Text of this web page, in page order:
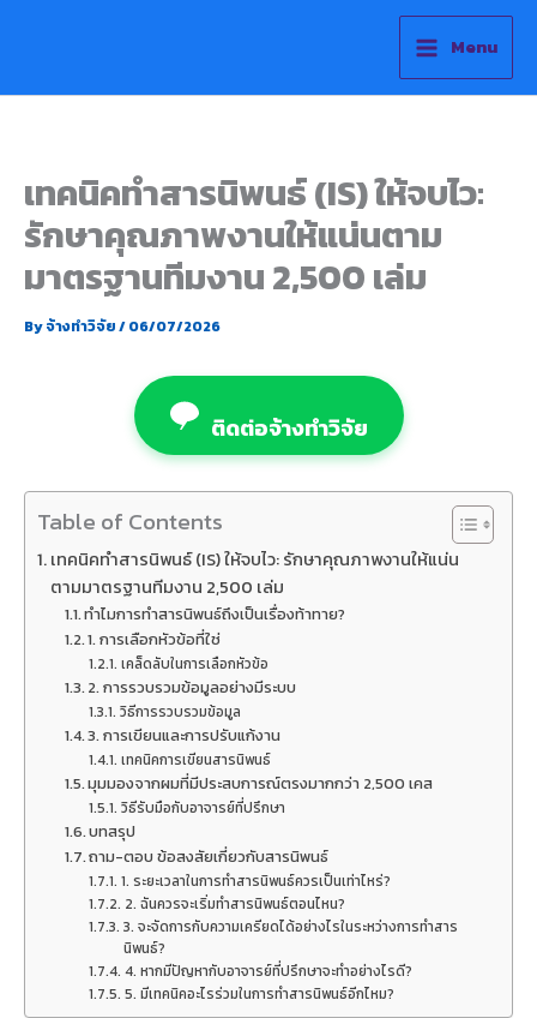
Menu
เทคนิคทำสารนิพนธ์ (IS) ให้จบไว:
รักษาคุณภาพงานให้แน่นตาม
มาตรฐานทีมงาน 2,500 เล่ม
Byจ้างทำวิจัย/06/07/2026
ติดต่อจ้างทำวิจัย
Table of Contents
เทคนิคทำสารนิพนธ์ (IS) ให้จบไว: รักษาคุณภาพงานให้แน่น
ตามมาตรฐานทีมงาน 2,500 เล่ม
ทำไมการทำสารนิพนธ์ถึงเป็นเรื่องท้าทาย?
1. การเลือกหัวข้อที่ใช่
เคล็ดลับในการเลือกหัวข้อ
2. การรวบรวมข้อมูลอย่างมีระบบ
วิธีการรวบรวมข้อมูล
3. การเขียนและการปรับแก้งาน
เทคนิคการเขียนสารนิพนธ์
มุมมองจากผมที่มีประสบการณ์ตรงมากกว่า 2,500 เคส
วิธีรับมือกับอาจารย์ที่ปรึกษา
บทสรุป
ถาม-ตอบ ข้อสงสัยเกี่ยวกับสารนิพนธ์
1. ระยะเวลาในการทำสารนิพนธ์ควรเป็นเท่าไหร่?
2. ฉันควรจะเริ่มทำสารนิพนธ์ตอนไหน?
3. จะจัดการกับความเครียดได้อย่างไรในระหว่างการทำสาร
นิพนธ์?
4. หากมีปัญหากับอาจารย์ที่ปรึกษาจะทำอย่างไรดี?
5. มีเทคนิคอะไรร่วมในการทำสารนิพนธ์อีกไหม?